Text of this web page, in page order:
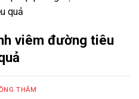
quả
viêm đường tiêu
THẮM